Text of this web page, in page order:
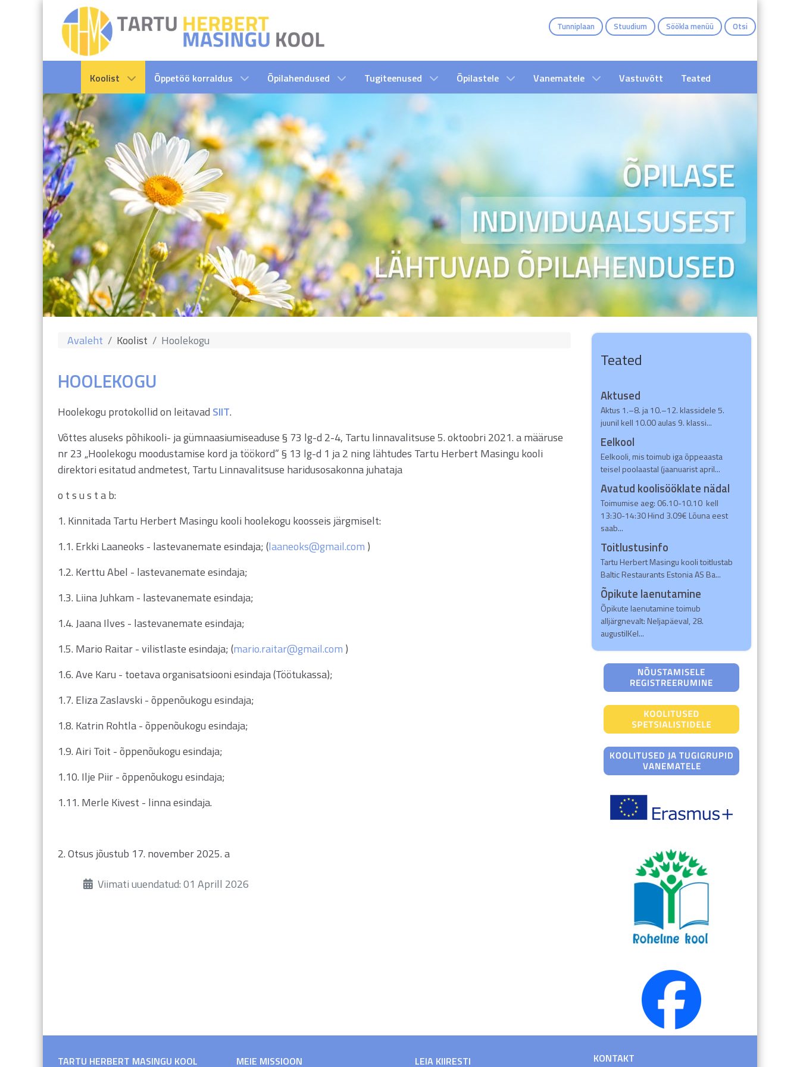
Otsi
Söökla menüü
Stuudium
Tunniplaan
Koolist Õppetöö korraldus Õpilahendused Tugiteenused Õpilastele Vanematele Vastuvõtt Teated
Avaleht Koolist Hoolekogu
HOOLEKOGU
Hoolekogu protokollid on leitavad SIIT.
Võttes aluseks põhikooli- ja gümnaasiumiseaduse § 73 lg-d 2-4, Tartu linnavalitsuse 5. oktoobri 2021. a määruse
nr 23 „Hoolekogu moodustamise kord ja töökord” § 13 lg-d 1 ja 2 ning lähtudes Tartu Herbert Masingu kooli
direktori esitatud andmetest, Tartu Linnavalitsuse haridusosakonna juhataja
o t s u s t a b:
1. Kinnitada Tartu Herbert Masingu kooli hoolekogu koosseis järgmiselt:
1.1. Erkki Laaneoks - lastevanemate esindaja; (laaneoks@gmail.com )
1.2. Kerttu Abel - lastevanemate esindaja;
1.3. Liina Juhkam - lastevanemate esindaja;
1.4. Jaana Ilves - lastevanemate esindaja;
1.5. Mario Raitar - vilistlaste esindaja; (mario.raitar@gmail.com )
1.6. Ave Karu - toetava organisatsiooni esindaja (Töötukassa);
1.7. Eliza Zaslavski - õppenõukogu esindaja;
1.8. Katrin Rohtla - õppenõukogu esindaja;
1.9. Airi Toit - õppenõukogu esindaja;
1.10. Ilje Piir - õppenõukogu esindaja;
1.11. Merle Kivest - linna esindaja.
2. Otsus jõustub 17. november 2025. a
ÜksikasjadViimati uuendatud: 01 Aprill 2026
Teated
Aktused
Aktus 1.–8. ja 10.–12. klassidele 5.
juunil kell 10.00 aulas 9. klassi...
Eelkool
Eelkooli, mis toimub iga õppeaasta
teisel poolaastal (jaanuarist april...
Avatud koolisööklate nädal
Toimumise aeg: 06.10-10.10 kell
13:30-14:30 Hind 3.09€ Lõuna eest
saab...
Toitlustusinfo
Tartu Herbert Masingu kooli toitlustab
Baltic Restaurants Estonia AS Ba...
Õpikute laenutamine
Õpikute laenutamine toimub
alljärgnevalt: Neljapäeval, 28.
augustilKel...
TARTU HERBERT MASINGU KOOL MEIE MISSIOON LEIA KIIRESTI KONTAKT